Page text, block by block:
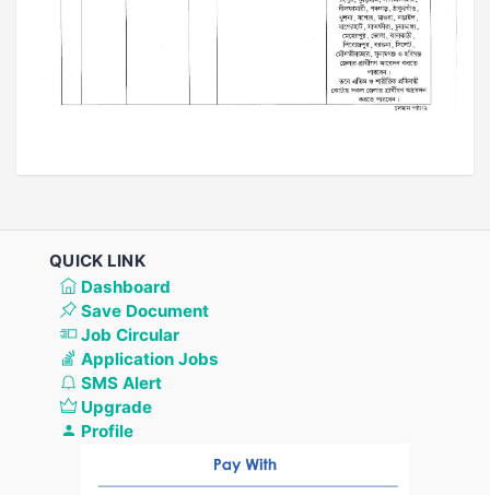
QUICK LINK
Dashboard
Save Document
Job Circular
Application Jobs
SMS Alert
Upgrade
Profile